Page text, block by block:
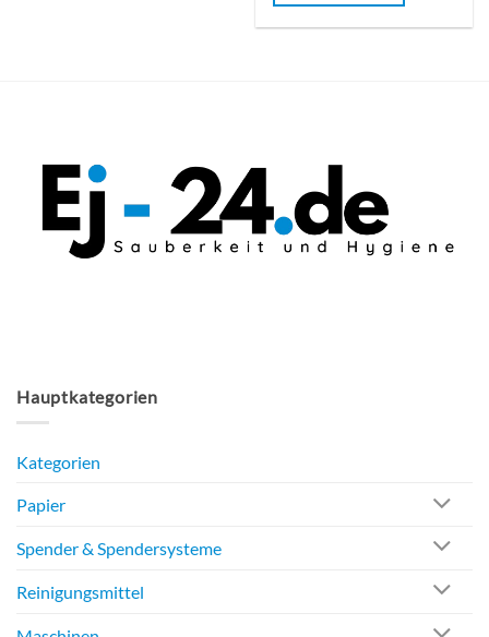
Hauptkategorien
Kategorien
Papier
Spender & Spendersysteme
Reinigungsmittel